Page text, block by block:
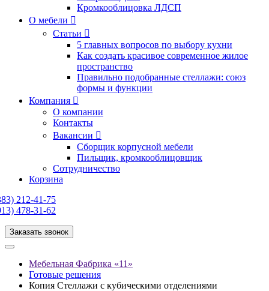
Кромкооблицовка ЛДСП
О мебели
Статьи
5 главных вопросов по выбору кухни
Как создать красивое современное жилое
пространство
Правильно подобранные стеллажи: союз
формы и функции
Компания
О компании
Контакты
Вакансии
Сборщик корпусной мебели
Пильщик, кромкооблицовщик
Сотрудничество
Корзина
212-41-75
478-31-62
Заказать звонок
Мебельная Фабрика «11»
Готовые решения
Копия Стеллажи с кубическими отделениями